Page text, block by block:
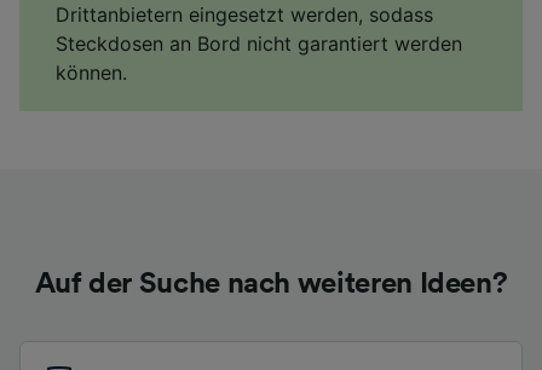
Drittanbietern eingesetzt werden, sodass
Steckdosen an Bord nicht garantiert werden
können.
Auf der Suche nach weiteren Ideen?